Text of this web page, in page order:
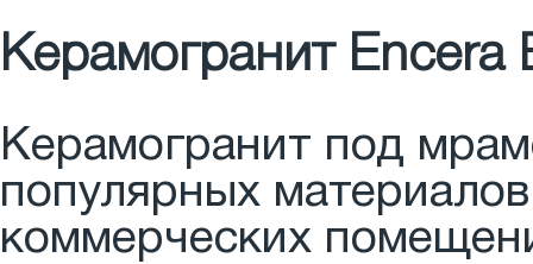
Керамогранит
Керамогранит под
популярных
коммерческих